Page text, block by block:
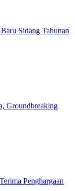
Sidang Tahunan
Groundbreaking
Penghargaan